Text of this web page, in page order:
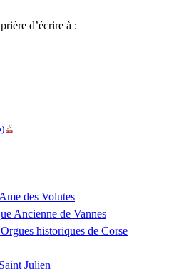
d’écrire à :
)
des Volutes
Ancienne de Vannes
historiques de Corse
Julien